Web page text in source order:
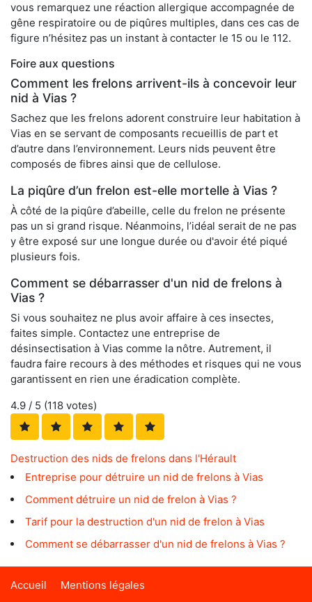
vous remarquez une réaction allergique accompagnée de
gêne respiratoire ou de piqûres multiples, dans ces cas de
figure n’hésitez pas un instant à contacter le 15 ou le 112.
Foire aux questions
Comment les frelons arrivent-ils à concevoir leur
nid à Vias ?
Sachez que les frelons adorent construire leur habitation à
Vias en se servant de composants recueillis de part et
d’autre dans l’environnement. Leurs nids peuvent être
composés de fibres ainsi que de cellulose.
La piqûre d’un frelon est-elle mortelle à Vias ?
À côté de la piqûre d’abeille, celle du frelon ne présente
pas un si grand risque. Néanmoins, l’idéal serait de ne pas
y être exposé sur une longue durée ou d'avoir été piqué
plusieurs fois.
Comment se débarrasser d'un nid de frelons à
Vias ?
Si vous souhaitez ne plus avoir affaire à ces insectes,
faites simple. Contactez une entreprise de
désinsectisation à Vias comme la nôtre. Autrement, il
faudra faire recours à des méthodes et risques qui ne vous
garantissent en rien une éradication complète.
4.9 / 5 (118 votes)
Destruction des nids de frelons dans l'Hérault
Entreprise pour détruire un nid de frelons à Vias
Comment détruire un nid de frelon à Vias ?
Tarif pour la destruction d'un nid de frelon à Vias
Comment se débarrasser d'un nid de frelons à Vias ?
Accueil Mentions légales